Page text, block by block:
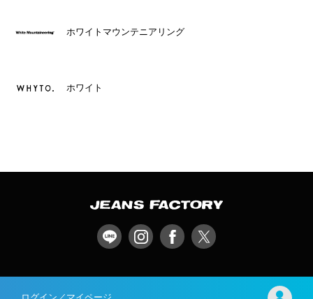
ホワイトマウンテニアリング
ホワイト